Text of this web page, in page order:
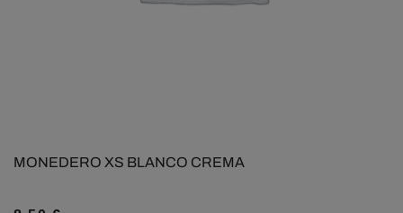
MONEDERO XS BLANCO CREMA